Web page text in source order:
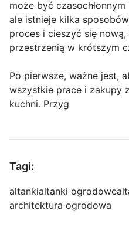
może być
ale istnieje kilka
proces i cieszyć się
przestrzenią w krótszym
Po pierwsze, ważne jest,
wszystkie prace i zakupy
kuchni. Przyg
Tagi:
altankialtanki ogrodowe
architektura ogrodowa